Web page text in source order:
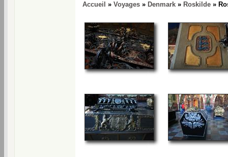
Accueil » Voyages» Denmark» Roskilde»